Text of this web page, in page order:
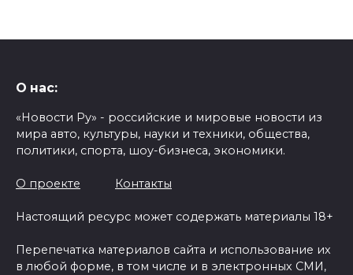
О нас:
«Новости Ру» - российские и мировые новости из
мира авто, культуры, науки и техники, общества,
политики, спорта, шоу-бизнеса, экономики.
О проекте Контакты
Настоящий ресурс может содержать материалы 18+
Перепечатка материалов сайта и использование их
в любой форме, в том числе и в электронных СМИ,